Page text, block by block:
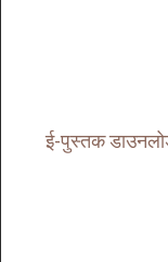
ई-पुस्तक